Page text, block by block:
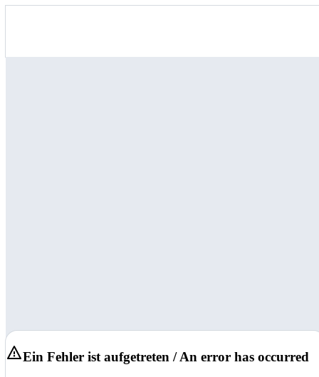
Ein Fehler ist aufgetreten / An error has occurred